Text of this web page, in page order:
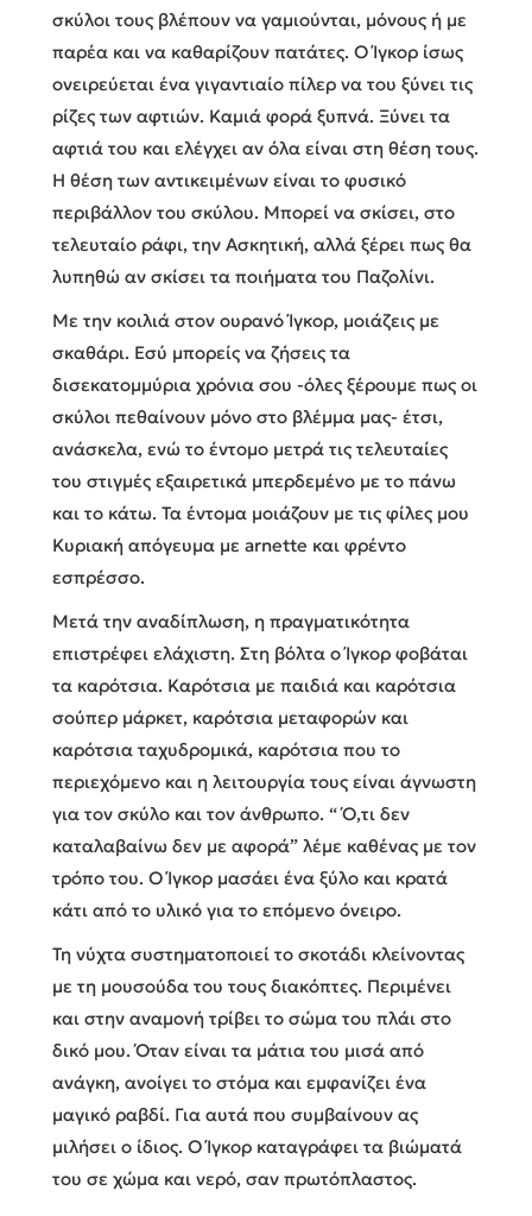
σκύλοι τους βλέπουν να γαμιούνται, μόνους ή με
παρέα και να καθαρίζουν πατάτες. Ο Ίγκορ ίσως
ονειρεύεται ένα γιγαντιαίο πίλερ να του ξύνει τις
ρίζες των αφτιών. Καμιά φορά ξυπνά. Ξύνει τα
αφτιά του και ελέγχει αν όλα είναι στη θέση τους.
Η θέση των αντικειμένων είναι το φυσικό
περιβάλλον του σκύλου. Μπορεί να σκίσει, στο
τελευταίο ράφι, την Ασκητική, αλλά ξέρει πως θα
λυπηθώ αν σκίσει τα ποιήματα του Παζολίνι.
Με την κοιλιά στον ουρανό Ίγκορ, μοιάζεις με
σκαθάρι. Εσύ μπορείς να ζήσεις τα
δισεκατομμύρια χρόνια σου -όλες ξέρουμε πως οι
σκύλοι πεθαίνουν μόνο στο βλέμμα μας- έτσι,
ανάσκελα, ενώ το έντομο μετρά τις τελευταίες
του στιγμές εξαιρετικά μπερδεμένο με το πάνω
και το κάτω. Τα έντομα μοιάζουν με τις φίλες μου
Κυριακή απόγευμα με arnette και φρέντο
εσπρέσσο.
Μετά την αναδίπλωση, η πραγματικότητα
επιστρέφει ελάχιστη. Στη βόλτα ο Ίγκορ φοβάται
τα καρότσια. Καρότσια με παιδιά και καρότσια
σούπερ μάρκετ, καρότσια μεταφορών και
καρότσια ταχυδρομικά, καρότσια που το
περιεχόμενο και η λειτουργία τους είναι άγνωστη
για τον σκύλο και τον άνθρωπο. “ Ό,τι δεν
καταλαβαίνω δεν με αφορά” λέμε καθένας με τον
τρόπο του. Ο Ίγκορ μασάει ένα ξύλο και κρατά
κάτι από το υλικό για το επόμενο όνειρο.
Τη νύχτα συστηματοποιεί το σκοτάδι κλείνοντας
με τη μουσούδα του τους διακόπτες. Περιμένει
και στην αναμονή τρίβει το σώμα του πλάι στο
δικό μου. Όταν είναι τα μάτια του μισά από
ανάγκη, ανοίγει το στόμα και εμφανίζει ένα
μαγικό ραβδί. Για αυτά που συμβαίνουν ας
μιλήσει ο ίδιος. Ο Ίγκορ καταγράφει τα βιώματά
του σε χώμα και νερό, σαν πρωτόπλαστος.